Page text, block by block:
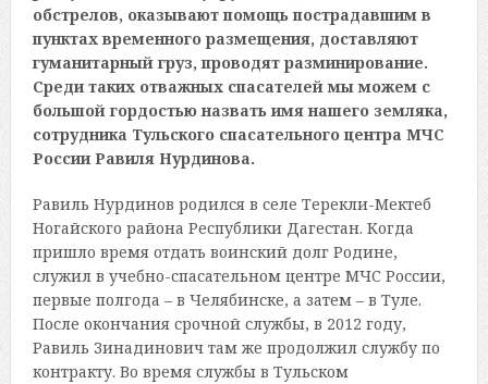
обстрелов, оказывают помощь пострадавшим в
пунктах временного размещения, доставляют
гуманитарный груз, проводят разминирование.
Среди таких отважных спасателей мы можем с
большой гордостью назвать имя нашего земляка,
сотрудника Тульского спасательного центра МЧС
России Равиля Нурдинова.
Равиль Нурдинов родился в селе Терекли-Мектеб
Ногайского района Республики Дагестан. Когда
пришло время отдать воинский долг Родине,
служил в учебно-спасательном центре МЧС России,
первые полгода – в Челябинске, а затем – в Туле.
После окончания срочной службы, в 2012 году,
Равиль Зинадинович там же продолжил службу по
контракту. Во время службы в Тульском